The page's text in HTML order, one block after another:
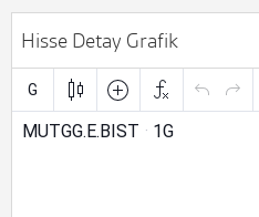
Hisse Detay Grafik